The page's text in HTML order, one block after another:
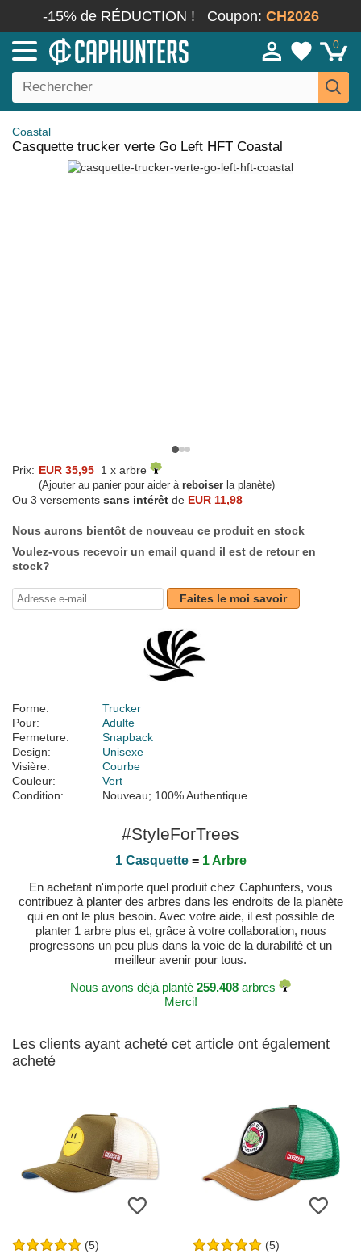
-15% de RÉDUCTION ! Coupon: CH2026
0
Coastal
Casquette trucker verte Go Left HFT Coastal
Prix: EUR 35,95 1 x arbre
(Ajouter au panier pour aider à reboiser la planète)
Ou 3 versements sans intérêt de EUR 11,98
Nous aurons bientôt de nouveau ce produit en stock
Voulez-vous recevoir un email quand il est de retour en
stock?
Faites le moi savoir
Forme:
Trucker
Pour:
Adulte
Fermeture:
Snapback
Design:
Unisexe
Visière:
Courbe
Couleur:
Vert
Condition:
Nouveau; 100% Authentique
#StyleForTrees
1 Casquette= 1 Arbre
En achetant n'importe quel produit chez Caphunters, vous
contribuez à planter des arbres dans les endroits de la planète
qui en ont le plus besoin. Avec votre aide, il est possible de
planter 1 arbre plus et, grâce à votre collaboration, nous
progressons un peu plus dans la voie de la durabilité et un
meilleur avenir pour tous.
Nous avons déjà planté 259.408 arbres
Merci!
Les clients ayant acheté cet article ont également
acheté
(5) (5)